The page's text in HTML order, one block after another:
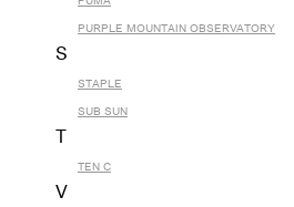
PURPLE MOUNTAIN OBSERVATORY
S
STAPLE
SUB SUN
TEN C
V